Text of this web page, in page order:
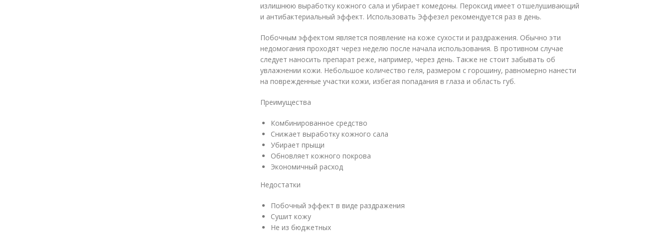
излишнюю выработку кожного сала и убирает комедоны. Пероксид имеет отшелушивающий
и антибактериальный эффект. Использовать Эффезел рекомендуется раз в день.
Побочным эффектом является появление на коже сухости и раздражения. Обычно эти
недомогания проходят через неделю после начала использования. В противном случае
следует наносить препарат реже, например, через день. Также не стоит забывать об
увлажнении кожи. Небольшое количество геля, размером с горошину, равномерно нанести
на поврежденные участки кожи, избегая попадания в глаза и область губ.
Преимущества
Комбинированное средство
Снижает выработку кожного сала
Убирает прыщи
Обновляет кожного покрова
Экономичный расход
Недостатки
Побочный эффект в виде раздражения
Сушит кожу
Не из бюджетных